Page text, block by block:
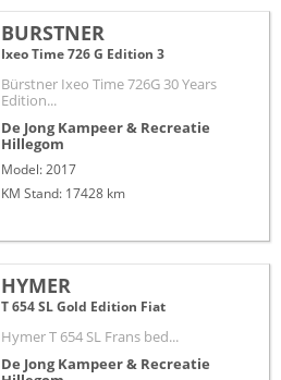
BURSTNER
Ixeo Time 726 G Edition 3
Bürstner Ixeo Time 726G 30 Years
Edition...
De Jong Kampeer & Recreatie
Hillegom
Model: 2017
KM Stand: 17428 km
HYMER
T 654 SL Gold Edition Fiat
Hymer T 654 SL Frans bed...
De Jong Kampeer & Recreatie